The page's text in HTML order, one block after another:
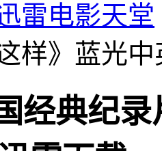
雷电影天堂
样》蓝光中
经典纪